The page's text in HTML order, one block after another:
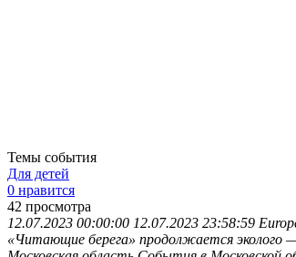
Темы события
Для детей
0 нравится
42 просмотра
12.07.2023 00:00:00 12.07.2023 23:58:59
«Читающие берега» продолжается эколого